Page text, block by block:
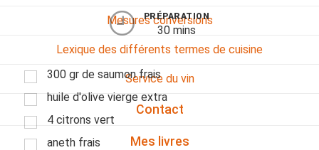
Mesures conversions
Lexique des différents termes de cuisine
Service du vin
Contact
Mes livres
PRÉPARATION
30 mins
300 gr de saumon frais
huile d'olive vierge extra
4 citrons vert
aneth frais